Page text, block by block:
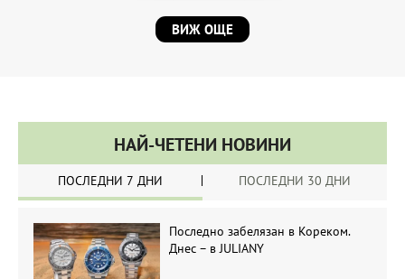
ВИЖ ОЩЕ
НАЙ-ЧЕТЕНИ НОВИНИ
ПОСЛЕДНИ 7 ДНИ ПОСЛЕДНИ 30 ДНИ
Последно забелязан в Кореком.
Днес – в JULIANY